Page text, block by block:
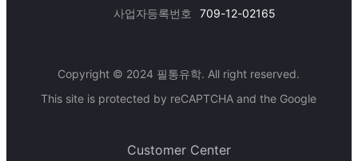
사업자등록번호
709-12-02165
Copyright © 2024 필통유학. All right reserved.
This site is protected by reCAPTCHA and the Google
Customer Center